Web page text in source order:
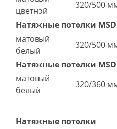
цветной
320/500
Натяжные потолки
матовый
белый
320/500
Натяжные потолки
матовый
белый
320/360
Натяжные потолки